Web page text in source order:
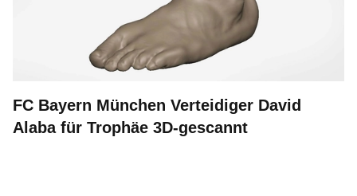
FC Bayern München Verteidiger David
Alaba für Trophäe 3D-gescannt